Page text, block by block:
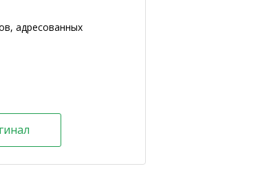
адресованных